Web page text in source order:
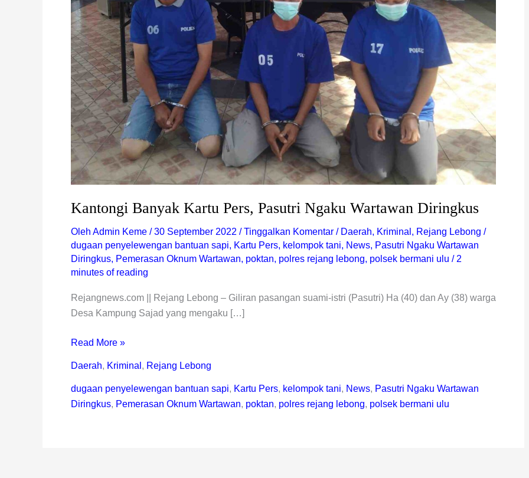
Kantongi Banyak Kartu Pers, Pasutri Ngaku Wartawan Diringkus
Oleh Admin Keme /30 September 2022 /Tinggalkan Komentar / Daerah, Kriminal , Rejang Lebong /
dugaan penyelewengan bantuan sapi, Kartu Pers, kelompok tani, News, Pasutri Ngaku Wartawan
Diringkus, Pemerasan Oknum Wartawan, poktan, polres rejang lebong, polsek bermani ulu / 2
minutes of reading
Rejangnews.com || Rejang Lebong – Giliran pasangan suami-istri (Pasutri) Ha (40) dan Ay (38) warga
Desa Kampung Sajad yang mengaku […]
Read More »
Daerah, Kriminal , Rejang Lebong
dugaan penyelewengan bantuan sapi, Kartu Pers, kelompok tani, News, Pasutri Ngaku Wartawan
Diringkus, Pemerasan Oknum Wartawan, poktan, polres rejang lebong, polsek bermani ulu